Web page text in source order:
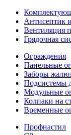
Антисептик
Вентиляция
Грядочная
Ограждения
Панельные
Заборы
Подсистемы
Модульные
Колпаки на
Временные
Профнастил